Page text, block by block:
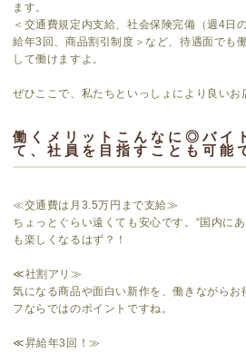
ます。
＜交通費規定内支給、社会保険完備（週4日
給年3回、商品割引制度＞など、待遇面でも
して働けますよ。
ぜひここで、私たちといっしょにより良いお
働くメリットこんなに◎バイ
て、社員を目指すことも可能
≪交通費は月3.5万円まで支給≫
ちょっとぐらい遠くても安心です。“国内に
も楽しくなるはず？！
≪社割アリ≫
気になる商品や面白い新作を、働きながらお
フならではのポイントですね。
≪昇給年3回！≫